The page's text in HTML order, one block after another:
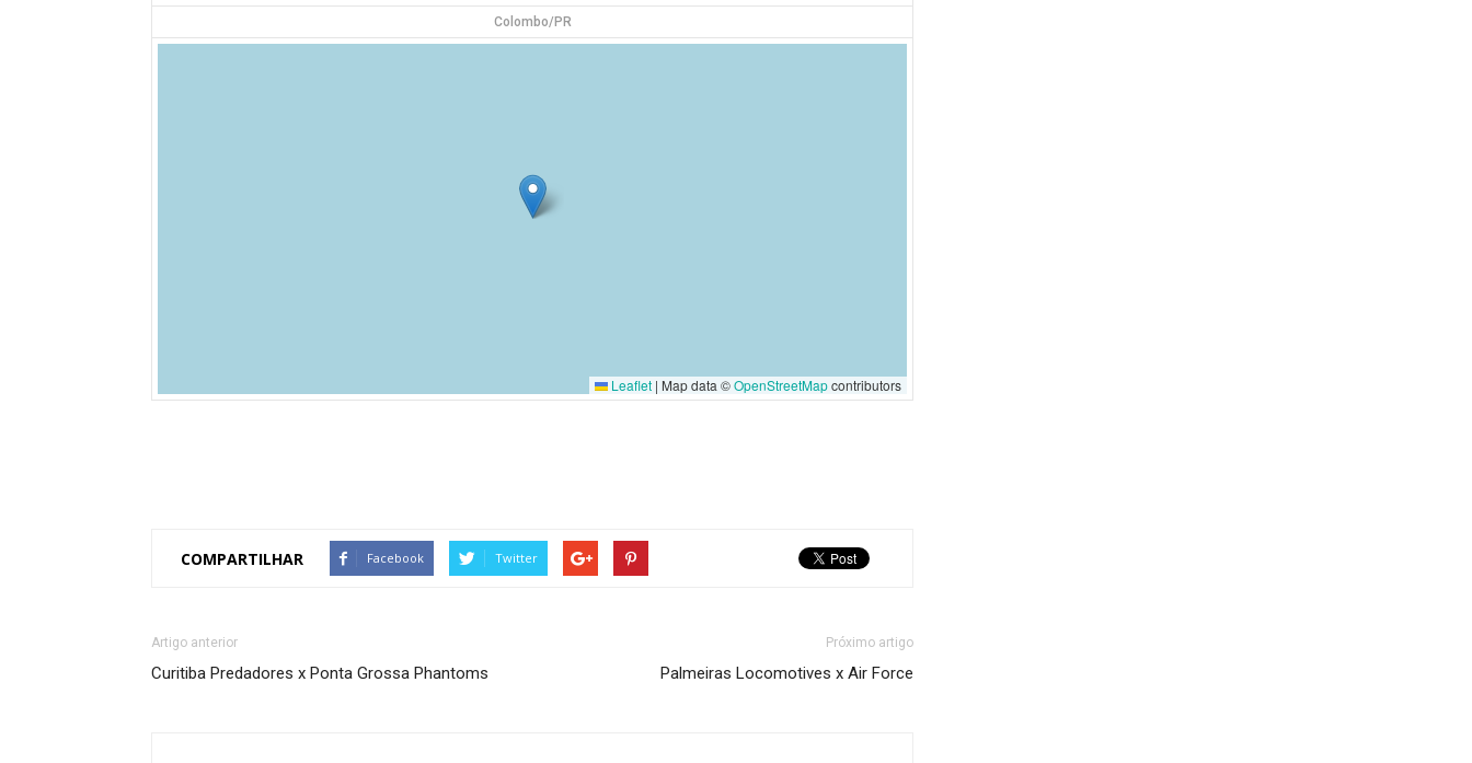
Colombo/PR
Leaflet | Map data ©OpenStreetMapcontributors
COMPARTILHAR Facebook Twitter
Artigo anterior
Curitiba Predadores x Ponta Grossa Phantoms
Próximo artigo
Palmeiras Locomotives x Air Force